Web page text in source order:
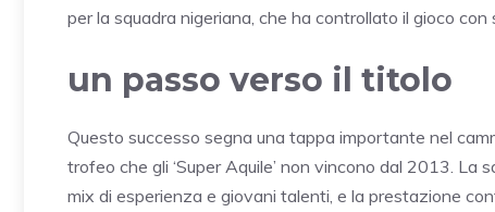
per la squadra nigeriana, che ha controllato il gioco con
un passo verso il titolo
Questo successo segna una tappa importante nel
trofeo che gli ‘Super Aquile’ non vincono dal 2013. La
mix di esperienza e giovani talenti, e la prestazione